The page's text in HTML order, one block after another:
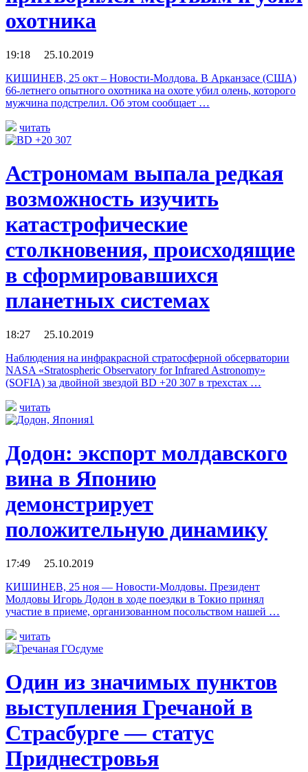
охотника
19:18 25.10.2019
КИШИНЕВ, 25 окт – Новости-Молдова. В Арканзасе (США)
66-летнего опытного охотника на охоте убил олень, которого
мужчина подстрелил. Об этом сообщает …
читать
Астрономам выпала редкая
возможность изучить
катастрофические
столкновения, происходящие
в сформировавшихся
планетных системах
18:27 25.10.2019
Наблюдения на инфракрасной стратосферной обсерватории
NASA «Stratospheric Observatory for Infrared Astronomy»
(SOFIA) за двойной звездой BD +20 307 в трехстах …
читать
Додон: экспорт молдавского
вина в Японию
демонстрирует
положительную динамику
17:49 25.10.2019
КИШИНЕВ, 25 ноя — Новости-Молдовы. Президент
Молдовы Игорь Додон в ходе поездки в Токио принял
участие в приеме, организованном посольством нашей …
читать
Один из значимых пунктов
выступления Гречаной в
Страсбурге — статус
Приднестровья